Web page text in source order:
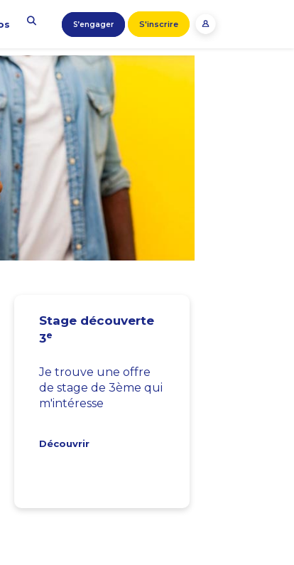
S’engager S'inscrire
Stage découverte
3e
Je trouve une offre
de stage de 3ème qui
m'intéresse
Découvrir